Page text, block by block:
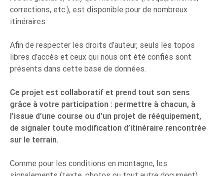
corrections, etc.), est disponible pour de nombreux
itinéraires.
Afin de respecter les droits d’auteur, seuls les topos
libres d’accès et ceux qui nous ont été confiés sont
présents dans cette base de données.
Ce projet est collaboratif et prend tout son sens
grâce à votre participation : permettre à chacun, à
l’issue d’une course ou d’un projet de rééquipement,
de signaler toute modification d’itinéraire rencontrée
sur le terrain.
Comme pour les conditions en montagne, les